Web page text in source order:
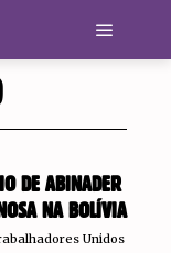
DE ABINADER
NA BOLÍVIA
Unidos